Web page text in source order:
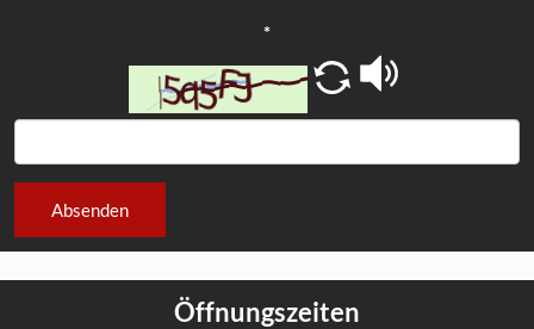
*
Absenden
Öffnungszeiten